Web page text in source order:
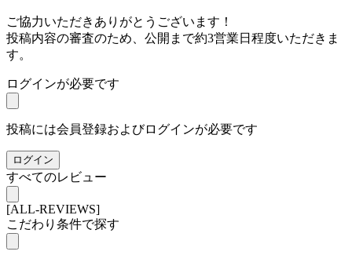
ご協力いただきありがとうございます！
投稿内容の審査のため、公開まで約3営業日程度いただきま
す。
ログインが必要です
投稿には会員登録およびログインが必要です
ログイン
すべてのレビュー
[ALL-REVIEWS]
こだわり条件で探す